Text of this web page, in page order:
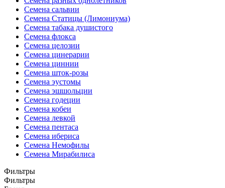
Семена сальвии
Семена Статицы (Лимониума)
Семена табака душистого
Семена флокса
Семена целозии
Семена цинерарии
Семена циннии
Семена шток-розы
Семена эустомы
Семена эшшольции
Семена годеции
Семена кобеи
Семена левкой
Семена пентаса
Семена ибериса
Семена Немофилы
Семена Мирабилиса
Фильтры
Фильтры